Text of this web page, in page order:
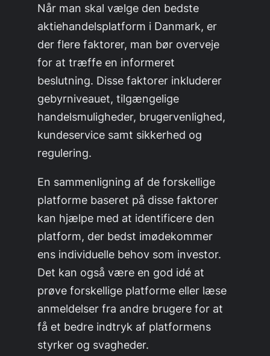
Når man skal vælge den bedste
aktiehandelsplatform i Danmark, er
der flere faktorer, man bør overveje
for at træffe en informeret
beslutning. Disse faktorer inkluderer
gebyrniveauet, tilgængelige
handelsmuligheder, brugervenlighed,
kundeservice samt sikkerhed og
regulering.
En sammenligning af de forskellige
platforme baseret på disse faktorer
kan hjælpe med at identificere den
platform, der bedst imødekommer
ens individuelle behov som investor.
Det kan også være en god idé at
prøve forskellige platforme eller læse
anmeldelser fra andre brugere for at
få et bedre indtryk af platformens
styrker og svagheder.